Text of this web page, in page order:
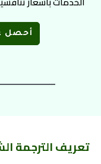
أحصل
تعريف الترجمة